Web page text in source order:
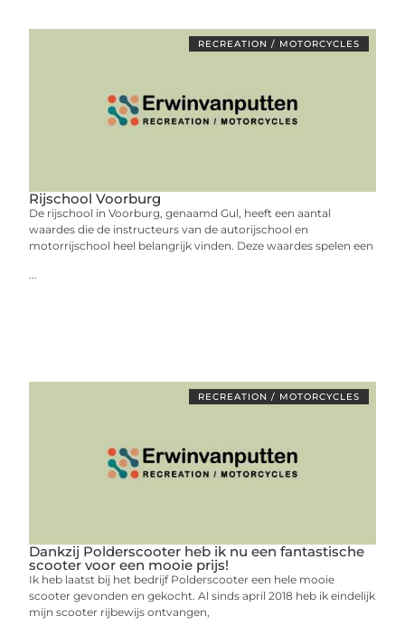
RECREATION / MOTORCYCLES
Rijschool Voorburg
De rijschool in Voorburg, genaamd Gul, heeft een aantal
waardes die de instructeurs van de autorijschool en
motorrijschool heel belangrijk vinden. Deze waardes spelen een
RECREATION / MOTORCYCLES
Dankzij Polderscooter heb ik nu een fantastische
scooter voor een mooie prijs!
Ik heb laatst bij het bedrijf Polderscooter een hele mooie
scooter gevonden en gekocht. Al sinds april 2018 heb ik eindelijk
mijn scooter rijbewijs ontvangen,